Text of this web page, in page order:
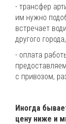
- трансфер
им нужно
встречает
другого
- оплата
с привозом,
Иногда
цену ниже и